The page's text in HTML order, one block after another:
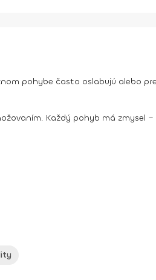
pohybe často oslabujú alebo
Každý pohyb má zmysel